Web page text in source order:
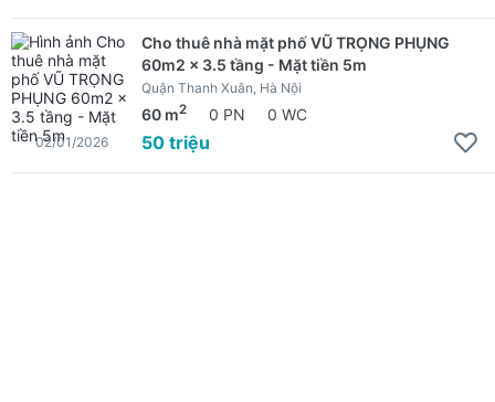
Cho thuê nhà mặt phố VŨ TRỌNG PHỤNG
60m2 x 3.5 tầng - Mặt tiền 5m
Quận Thanh Xuân, Hà Nội
60 m2 0 PN 0 WC
50 triệu
02/01/2026